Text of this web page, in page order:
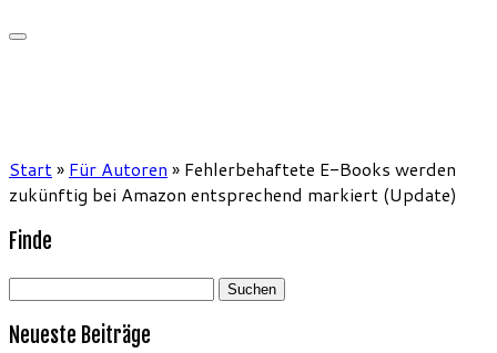
Start» Für Autoren » Fehlerbehaftete E-Books werden
zukünftig bei Amazon entsprechend markiert (Update)
Finde
Suchen
Neueste Beiträge